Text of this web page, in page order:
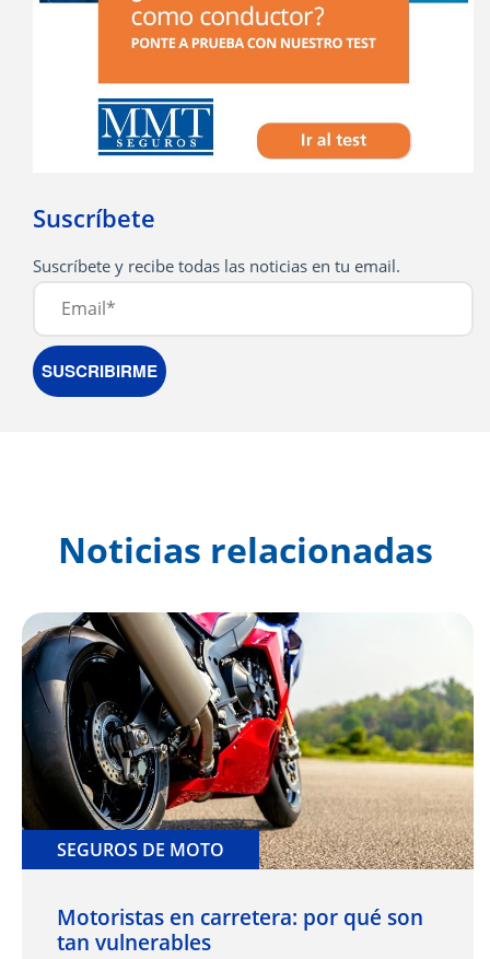
Suscríbete
Noticias relacionadas
SEGUROS DE MOTO
Motoristas en carretera: por qué son
tan vulnerables